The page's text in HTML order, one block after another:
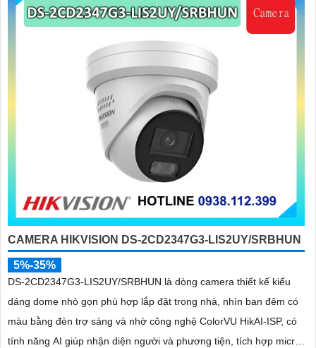
CAMERA HIKVISION DS-2CD2347G3-LIS2UY/SRBHUN
5%-35%
DS-2CD2347G3-LIS2UY/SRBHUN là dòng camera thiết kế kiểu
dáng dome nhỏ gọn phù hợp lắp đặt trong nhà, nhìn ban đêm có
màu bằng đèn trợ sáng và nhờ công nghệ ColorVU HikAI-ISP, có
tính năng AI giúp nhận diện người và phương tiện, tích hợp micro